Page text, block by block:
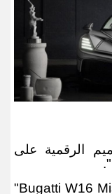
الرقمية على
"
.
Bugatti W16